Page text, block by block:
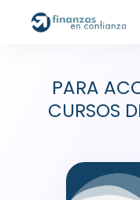
PARA
CURSOS